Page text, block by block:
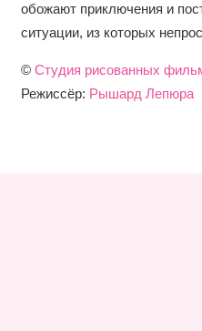
обожают приключения и
ситуации, из которых
© Студия рисованных
Режиссёр: Рышард Лепюра